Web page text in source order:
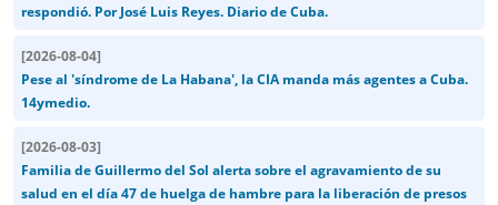
respondió. Por José Luis Reyes. Diario de Cuba.
[2026-08-04]
Pese al 'síndrome de La Habana', la CIA manda más agentes a Cuba.
14ymedio.
[2026-08-03]
Familia de Guillermo del Sol alerta sobre el agravamiento de su
salud en el día 47 de huelga de hambre para la liberación de presos